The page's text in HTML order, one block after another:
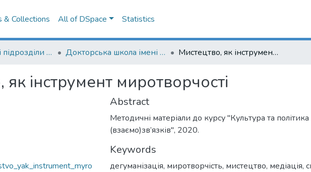
& Collections All of DSpace Statistics
009. Наукові підрозділи НаУКМА Докторська школа імені родини Юхименків Мистецтво, як інструмент миротворчості
інструмент миротворчості
Abstract
Методичні матеріали до курсу "Культура та політика
(взаємо)зв’язків", 2020.
Keywords
дегуманізація, миротворчість, мистецтво, медіація,